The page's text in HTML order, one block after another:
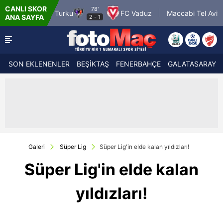
CANLI SKOR
ANA SAYFA
78'
2-1 FC Vaduz Maccabi Tel Aviv FC
0-2
SON EKLENENLER BEŞİKTAŞ FENERBAHÇE GALATASARAY
Galeri Süper Lig Süper Lig'in elde kalan yıldızları!
Süper Lig'in elde kalan
yıldızları!